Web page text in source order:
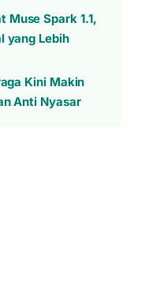
Muse Spark 1.1,
yang Lebih
Kini Makin
Anti Nyasar